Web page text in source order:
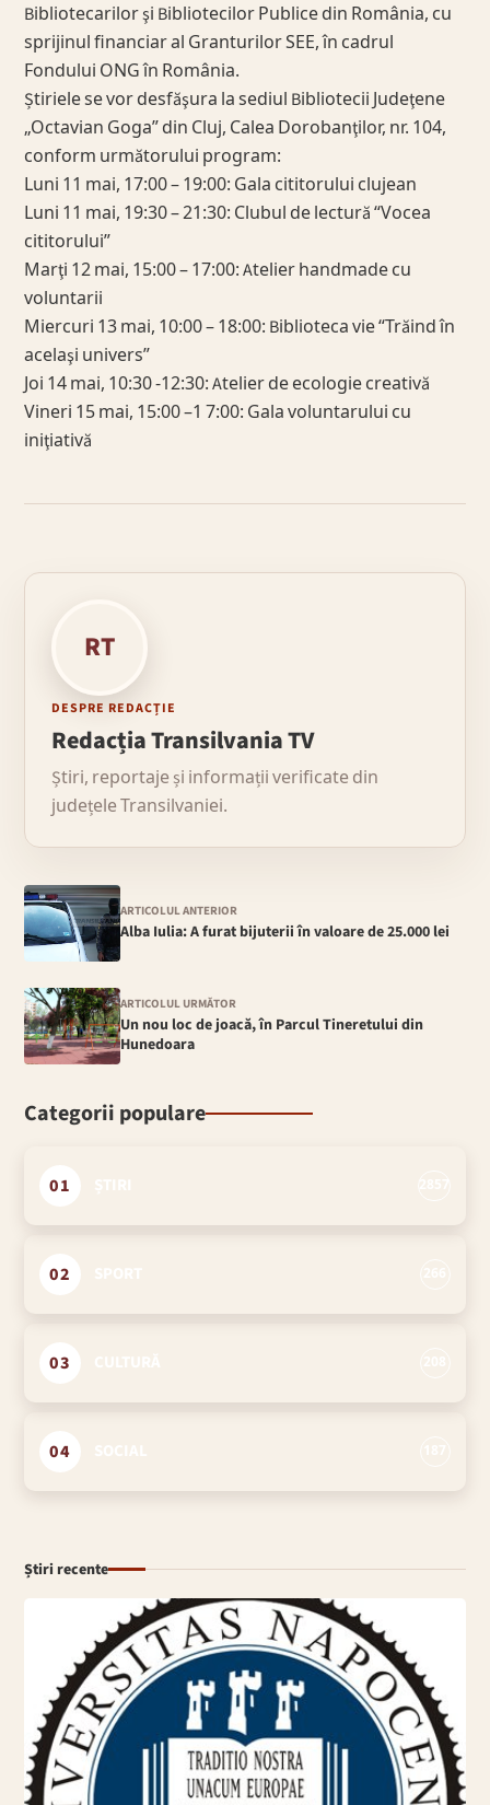
Bibliotecarilor şi Bibliotecilor Publice din România, cu
sprijinul financiar al Granturilor SEE, în cadrul
Fondului ONG în România.
Știriele se vor desfăşura la sediul Bibliotecii Judeţene
„Octavian Goga” din Cluj, Calea Dorobanţilor, nr. 104,
conform următorului program:
Luni 11 mai, 17:00 – 19:00: Gala cititorului clujean
Luni 11 mai, 19:30 – 21:30: Clubul de lectură “Vocea
cititorului”
Marţi 12 mai, 15:00 – 17:00: Atelier handmade cu
voluntarii
Miercuri 13 mai, 10:00 – 18:00: Biblioteca vie “Trăind în
acelaşi univers”
Joi 14 mai, 10:30 -12:30: Atelier de ecologie creativă
Vineri 15 mai, 15:00 –1 7:00: Gala voluntarului cu
iniţiativă
RT
DESPRE REDACȚIE
Redacția Transilvania TV
Știri, reportaje și informații verificate din
județele Transilvaniei.
ARTICOLUL ANTERIOR
Alba Iulia: A furat bijuterii în valoare de 25.000 lei
ARTICOLUL URMĂTOR
Un nou loc de joacă, în Parcul Tineretului din
Hunedoara
Categorii populare
01
02
03
04
Știri recente